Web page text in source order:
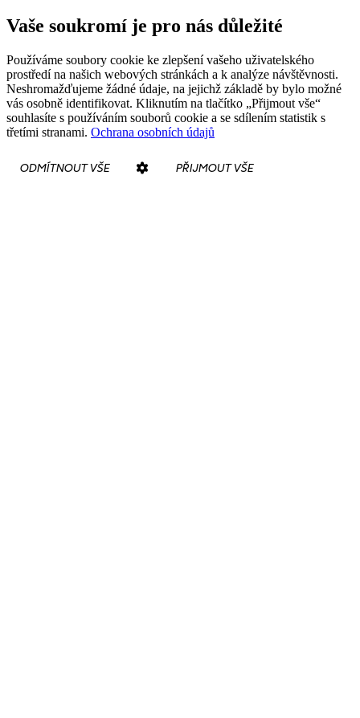
Vaše soukromí je pro nás důležité
Používáme soubory cookie ke zlepšení vašeho uživatelského
prostředí na našich webových stránkách a k analýze návštěvnosti.
Neshromažďujeme žádné údaje, na jejichž základě by bylo možné
vás osobně identifikovat. Kliknutím na tlačítko „Přijmout vše“
souhlasíte s používáním souborů cookie a se sdílením statistik s
třetími stranami. Ochrana osobních údajů
ODMÍTNOUT VŠE PŘIJMOUT VŠE